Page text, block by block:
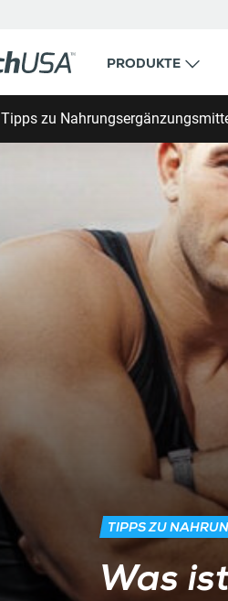
PRODUKTE
Tipps zu
TIPPS ZU
Was